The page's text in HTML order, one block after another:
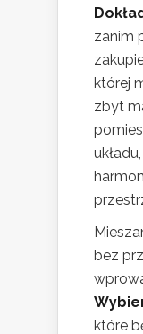
zanim
której
zbyt
bez
które